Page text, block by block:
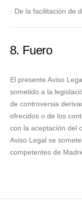
· De la facilitación de
8. Fuero
El presente Aviso
sometido a la
de controversia
ofrecidos o de los
con la aceptación del
Aviso Legal se
competentes de